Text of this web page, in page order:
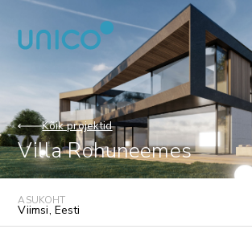
Kõik projektid
Villa Rohuneemes
ASUKOHT
Viimsi, Eesti